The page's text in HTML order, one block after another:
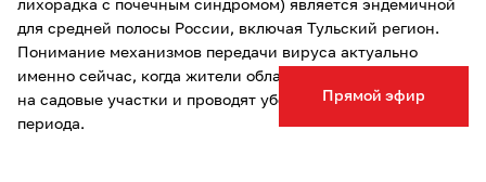
Прямой эфир
лихорадка с почечным синдромом) является эндемичной
для средней полосы России, включая Тульский регион.
Понимание механизмов передачи вируса актуально
именно сейчас, когда жители области массово выезжают
на садовые участки и проводят уборку после зимнего
периода.